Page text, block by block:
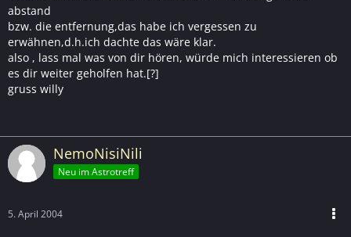
abstand
bzw. die entfernung,das habe ich vergessen zu
erwähnen,d.h.ich dachte das wäre klar.
also , lass mal was von dir hören, würde mich interessieren ob
es dir weiter geholfen hat.[?]
gruss willy
NemoNisiNili
Neu im Astrotreff
5. April 2004